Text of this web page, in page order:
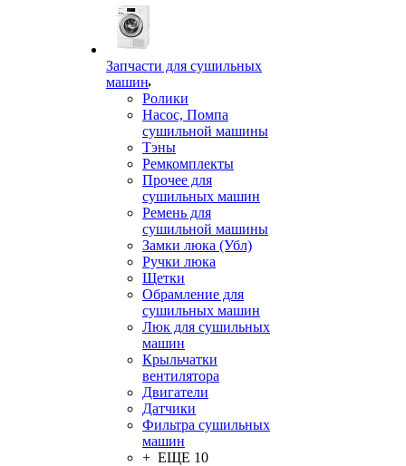
Запчасти для сушильных
машин
Ролики
Насос, Помпа
сушильной машины
Тэны
Ремкомплекты
Прочее для
сушильных машин
Ремень для
сушильной машины
Замки люка (Убл)
Ручки люка
Щетки
Обрамление для
сушильных машин
Люк для сушильных
машин
Крыльчатки
вентилятора
Двигатели
Датчики
Фильтра сушильных
машин
+ ЕЩЕ 10